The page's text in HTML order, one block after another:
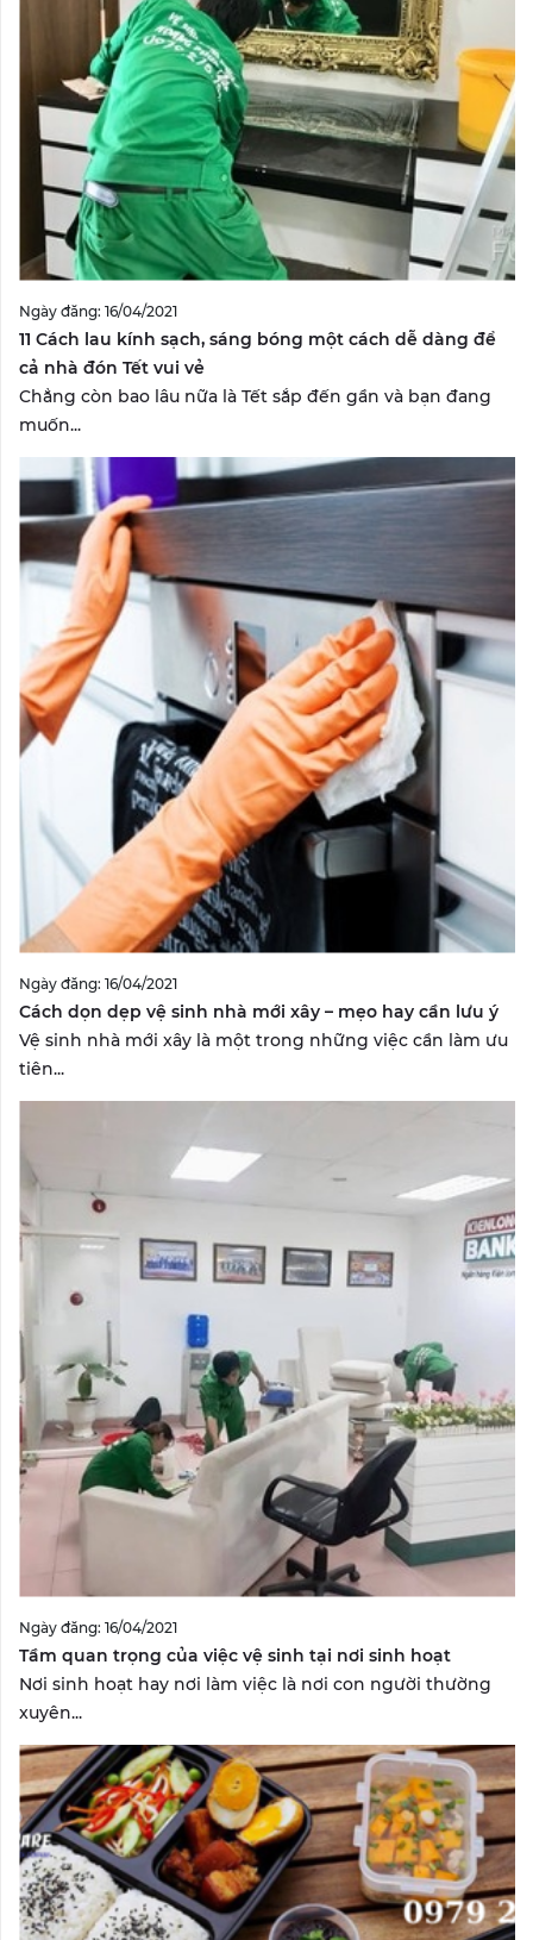
Ngày đăng: 16/04/2021
11 Cách lau kính sạch, sáng bóng một cách dễ dàng để
cả nhà đón Tết vui vẻ
Chẳng còn bao lâu nữa là Tết sắp đến gần và bạn đang
muốn...
Ngày đăng: 16/04/2021
Cách dọn dẹp vệ sinh nhà mới xây – mẹo hay cần lưu ý
Vệ sinh nhà mới xây là một trong những việc cần làm ưu
tiên...
Ngày đăng: 16/04/2021
Tầm quan trọng của việc vệ sinh tại nơi sinh hoạt
Nơi sinh hoạt hay nơi làm việc là nơi con người thường
xuyên...